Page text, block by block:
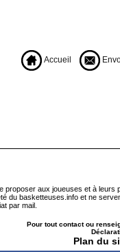
Accueil
aux joueuses et à
du basketteuses.info et ne
par mail.
Pour tout contact ou
Plan du